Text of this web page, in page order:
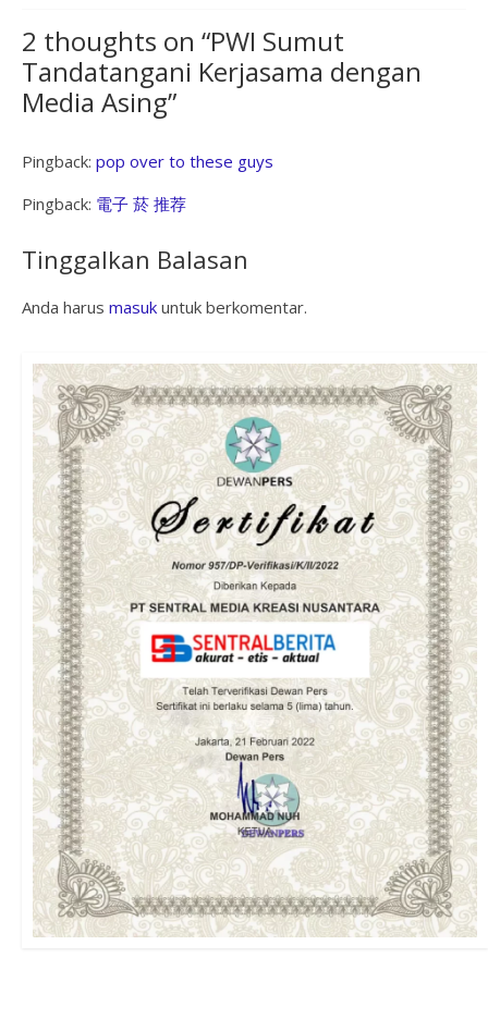
2 thoughts on “PWI Sumut
Tandatangani Kerjasama dengan
Media Asing”
Pingback: pop over to these guys
Pingback: 電子 菸 推荐
Tinggalkan Balasan
Anda harus masukuntuk berkomentar.